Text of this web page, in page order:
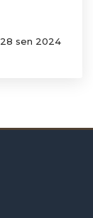
28 sen 2024